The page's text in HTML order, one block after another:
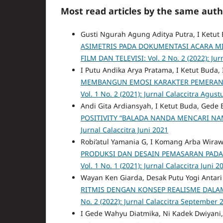
Most read articles by the same
Gusti Ngurah Agung Aditya Putra, I Ketut
ASIMETRIS PADA DOKUMENTASI ACARA
FILM DAN TELEVISI: Vol. 2 No. 2 (2022):
I Putu Andika Arya Pratama, I Ketut
MEMBANGUN EMOSI KARAKTER
Vol. 1 No. 2 (2021): Jurnal Calaccitra
Andi Gita Ardiansyah, I Ketut Buda, Gede
POSITIVITY “BALADA NANDA MENCARI
Jurnal Calaccitra Juni 2021
Robi’atul Yamania G, I Komang Arba
PRODUKSI DAN DESAIN PEMASARAN
Vol. 1 No. 1 (2021): Jurnal Calaccitra Juni
Wayan Ken Giarda, Desak Putu Yogi
RITMIS DENGAN KONSEP REALISME
No. 2 (2022): Jurnal Calaccitra September
I Gede Wahyu Diatmika, Ni Kadek